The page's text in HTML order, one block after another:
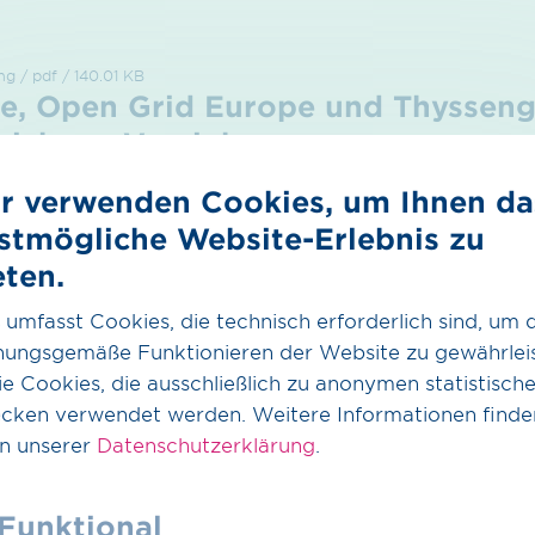
/ pdf / 140.01 KB
Open Grid Europe und
Vereinbarung
eines Wasserstoffkorridors zwischen den
Download
/ jpg / 0.96 MB
Gasunie, Open Grid Europe
Vereinbarung zur
zwischen den
verwenden Cookies, um Ihnen
Website-Erlebnis zu
umfasst Cookies, die technisch erforderlich sind, um
Funktionieren der Website zu
Cookies, die ausschließlich zu anonymen
verwendet werden. Weitere Informationen
unserer Datenschutzerklärung
Funktional